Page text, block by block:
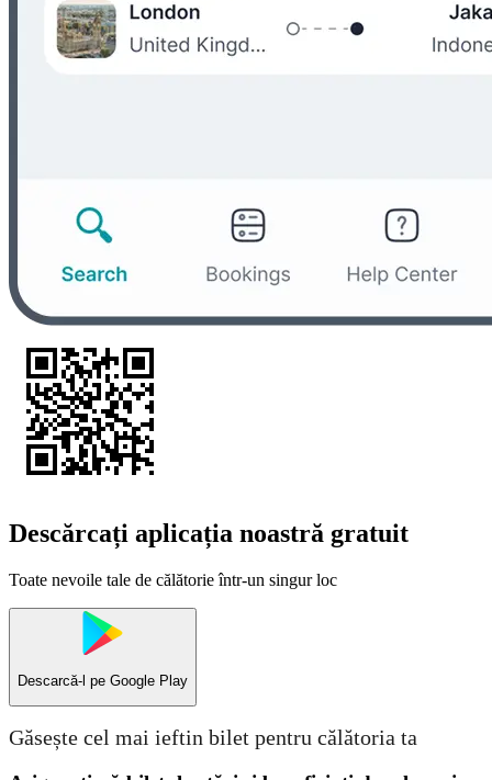
Descărcați aplicația noastră gratuit
Toate nevoile tale de călătorie într-un singur loc
Descarcă-l pe Google Play
Găsește cel mai ieftin bilet pentru călătoria ta